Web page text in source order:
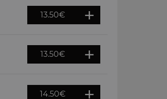
13.50€
13.50€
14.50€